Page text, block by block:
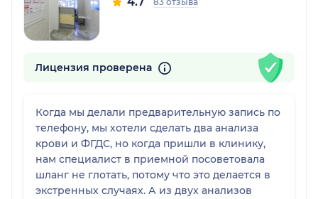
Лицензия проверена
Когда мы делали предварительную запись по
телефону, мы хотели сделать два анализа
крови и ФГДС, но когда пришли в клинику,
нам специалист в приемной посоветовала
шланг не глотать, потому что это делается в
экстренных случаях. А из двух анализов